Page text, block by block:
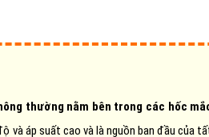
thường nằm bên trong các hốc
và áp suất cao và là nguồn ban đầu của